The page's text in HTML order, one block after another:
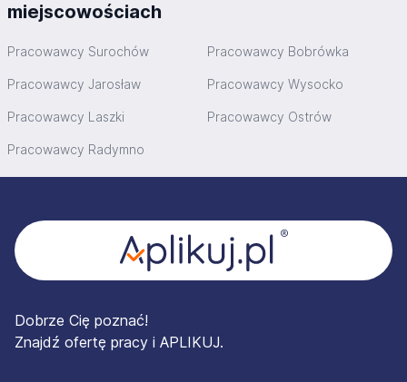
miejscowościach
Pracowawcy Surochów Pracowawcy Bobrówka
Pracowawcy Jarosław Pracowawcy Wysocko
Pracowawcy Laszki Pracowawcy Ostrów
Pracowawcy Radymno
Dobrze Cię poznać!
Znajdź ofertę pracy i APLIKUJ.